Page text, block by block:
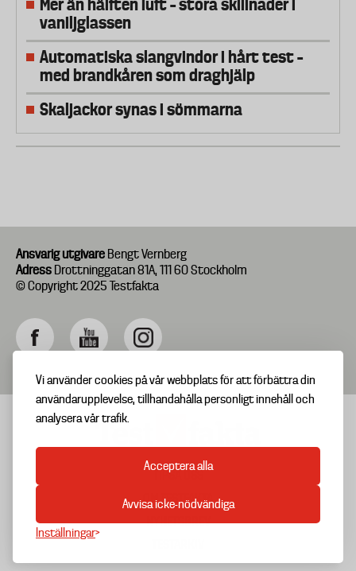
Vi använder cookies på vår webbplats för att förbättra din
användarupplevelse, tillhandahålla personligt innehåll och
analysera vår trafik.
Acceptera alla
Avvisa icke-nödvändiga
Inställningar
Mer än hälften luft – stora skillnader i
vaniljglassen
Automatiska slangvindor i hårt test –
med brandkåren som draghjälp
Skaljackor synas i sömmarna
Ansvarig utgivare Bengt Vernberg
Adress Drottninggatan 81A, 111 60 Stockholm
© Copyright 2025 Testfakta
Footer
menu
TIPSA OSS
OM TESTFAKTA
NYHETSBREV